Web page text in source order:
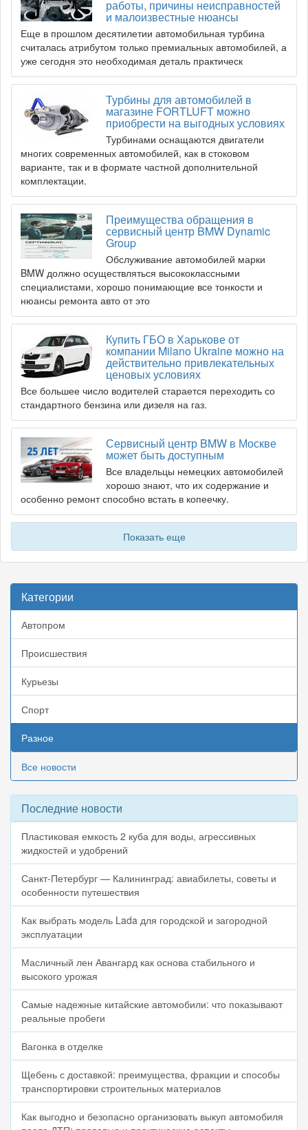
работы, причины неисправностей
и малоизвестные нюансы
Еще в прошлом десятилетии автомобильная турбина
считалась атрибутом только премиальных автомобилей, а
уже сегодня это необходимая деталь практическ
Турбины для автомобилей в
магазине FORTLUFT можно
приобрести на выгодных условиях
Турбинами оснащаются двигатели
многих современных автомобилей, как в стоковом
варианте, так и в формате частной дополнительной
комплектации.
Преимущества обращения в
сервисный центр BMW Dynamic
Group
Обслуживание автомобилей марки
BMW должно осуществляться высококлассными
специалистами, хорошо понимающие все тонкости и
нюансы ремонта авто от это
Купить ГБО в Харькове от
компании Milano Ukraine можно на
действительно привлекательных
ценовых условиях
Все большее число водителей старается переходить со
стандартного бензина или дизеля на газ.
Сервисный центр BMW в Москве
может быть доступным
Все владельцы немецких автомобилей
хорошо знают, что их содержание и
особенно ремонт способно встать в копеечку.
Показать еще
Категории
Автопром
Происшествия
Курьезы
Спорт
Разное
Все новости
Последние новости
Пластиковая емкость 2 куба для воды, агрессивных
жидкостей и удобрений
Санкт-Петербург — Калининград: авиабилеты, советы и
особенности путешествия
Как выбрать модель Lada для городской и загородной
эксплуатации
Масличный лен Авангард как основа стабильного и
высокого урожая
Самые надежные китайские автомобили: что показывают
реальные пробеги
Вагонка в отделке
Щебень с доставкой: преимущества, фракции и способы
транспортировки строительных материалов
Как выгодно и безопасно организовать выкуп автомобиля